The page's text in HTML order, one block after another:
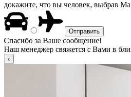
докажите, что вы человек, выбрав
Спасибо за Ваше сообщение!
Наш менеджер свяжется с Вами в